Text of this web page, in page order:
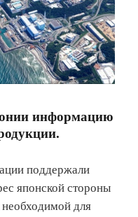
информацию
поддержали
японской стороны
для